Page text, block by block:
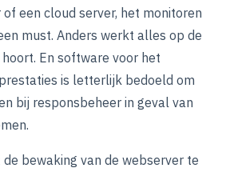
een cloud server, het monitoren
must. Anders werkt alles op de
En software voor het
is letterlijk bedoeld om
bij responsbeheer in geval van
bewaking van de webserver te